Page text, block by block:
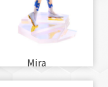
Mira